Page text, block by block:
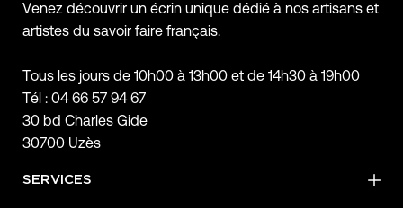
Venez découvrir un écrin unique dédié à nos artisans et
artistes du savoir faire français.
Tous les jours de 10h00 à 13h00 et de 14h30 à 19h00
Tél : 04 66 57 94 67
30 bd Charles Gide
30700 Uzès
SERVICES